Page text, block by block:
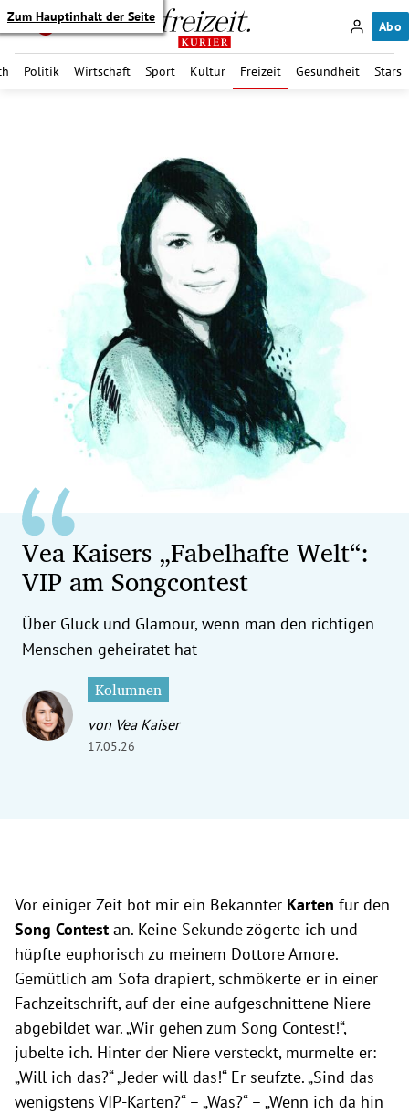
Zum Hauptinhalt der Seite
Abo
Politik Wirtschaft Sport Kultur Freizeit Gesundheit Stars
Untermenü
Untermenü
Untermenü
Untermenü
Untermenü
Untermenü
Untermenü
Vea Kaisers „Fabelhafte Welt“:
VIP am Songcontest
Über Glück und Glamour, wenn man den richtigen
Menschen geheiratet hat
Kolumnen
von Vea Kaiser
17.05.26
Vor einiger Zeit bot mir ein Bekannter Karten für den
Song Contest an. Keine Sekunde zögerte ich und
hüpfte euphorisch zu meinem Dottore Amore.
Gemütlich am Sofa drapiert, schmökerte er in einer
Fachzeitschrift, auf der eine aufgeschnittene Niere
abgebildet war. „Wir gehen zum Song Contest!“,
jubelte ich. Hinter der Niere versteckt, murmelte er:
„Will ich das?“ „Jeder will das!“ Er seufzte. „Sind das
wenigstens VIP-Karten?“ – „Was?“ – „Wenn ich da hin